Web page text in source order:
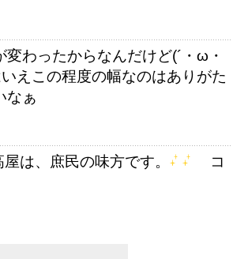
わったからなんだけど(´・ω・
えこの程度の幅なのはありがた
なぁ
は、庶民の味方です。
コ